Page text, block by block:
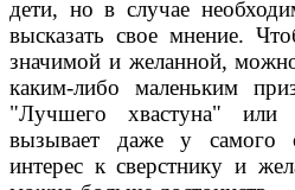
дети, но в случае
высказать свое мнение.
значимой и желанной,
каким-либо маленьким
"Лучшего хвастуна" или
вызывает даже у самого
интерес к сверстнику и